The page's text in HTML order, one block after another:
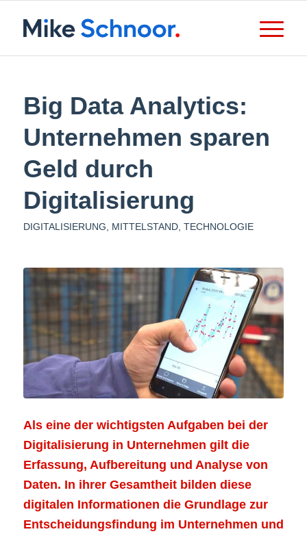
Big Data Analytics:
Unternehmen sparen
Geld durch
Digitalisierung
DIGITALISIERUNG MITTELSTAND, TECHNOLOGIE
Als eine der wichtigsten Aufgaben bei der
Digitalisierung in Unternehmen gilt die
Erfassung, Aufbereitung und Analyse von
Daten. In ihrer Gesamtheit bilden diese
digitalen Informationen die Grundlage zur
Entscheidungsfindung im Unternehmen und